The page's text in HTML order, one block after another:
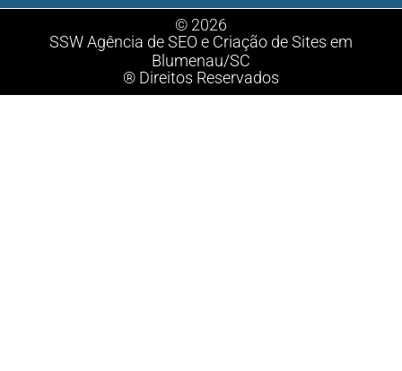
© 2026
SSW Agência de SEO e Criação de Sites em
Blumenau/SC
® Direitos Reservados